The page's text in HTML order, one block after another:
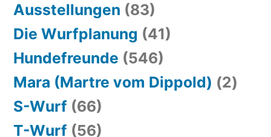
Ausstellungen (83)
Die Wurfplanung (41)
Hundefreunde (546)
Mara (Martre vom Dippold) (2)
S-Wurf (66)
T-Wurf (56)